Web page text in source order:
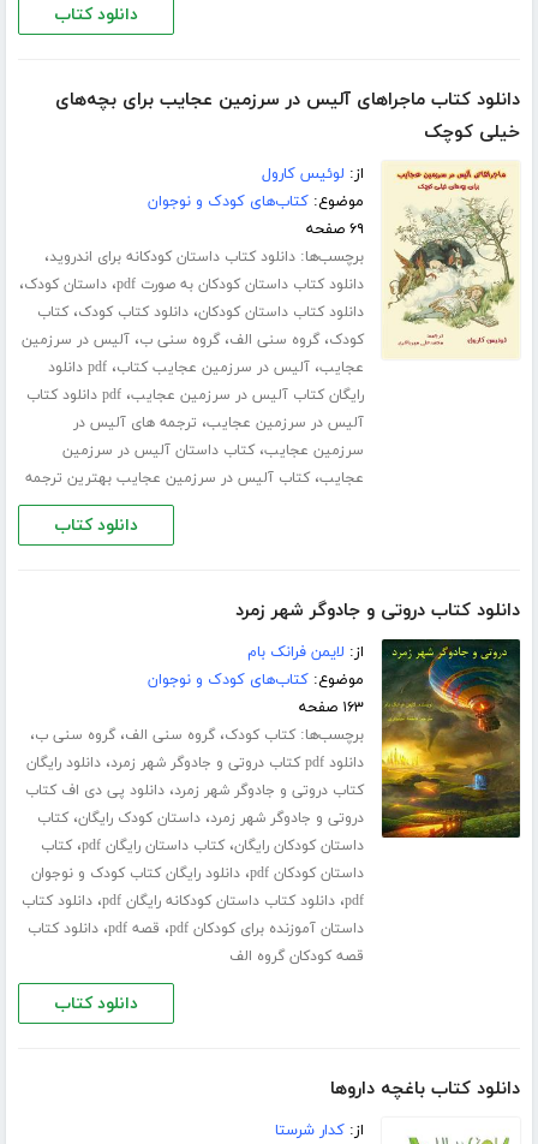
دانلود کتاب
دانلود کتاب ماجراهای آلیس در سرزمین عجایب برای بچه‌های
خیلی کوچک
از: لوئیس کارول
موضوع:کتاب‌های کودک و نوجوان
۶۹ صفحه
برچسب‌ها:دانلود کتاب داستان کودکانه برای اندروید،
دانلود کتاب داستان کودکان به صورت pdf ،داستان کودک،
دانلود کتاب داستان کودکان،دانلود کتاب کودک،کتاب
کودک،گروه سنی الف،گروه سنی ب،آلیس در سرزمین
عجایب،آلیس در سرزمین عجایب کتاب،
pdf دانلود
رایگان کتاب آلیس در سرزمین عجایب،
pdf دانلود کتاب
آلیس در سرزمین عجایب، ترجمه های آلیس در
سرزمین عجایب،کتاب داستان آلیس در سرزمین
عجایب،کتاب آلیس در سرزمین عجایب بهترین ترجمه
دانلود کتاب
دانلود کتاب دروتی و جادوگر شهر زمرد
از: لایمن فرانک بام
موضوع:کتاب‌های کودک و نوجوان
۱۶۳ صفحه
برچسب‌ها:کتاب کودک،گروه سنی الف،گروه سنی ب،
دانلود pdf کتاب دروتی و جادوگر شهر زمرد ،دانلود رایگان
کتاب دروتی و جادوگر شهر زمرد،دانلود پی دی اف کتاب
دروتی و جادوگر شهر زمرد،داستان کودک رایگان،کتاب
داستان کودکان رایگان،کتاب داستان رایگان pdf ،کتاب
داستان کودکان pdf
،دانلود رایگان کتاب کودک و نوجوان
pdf،دانلود کتاب داستان کودکانه رایگان pdf ،دانلود کتاب
داستان آموزنده برای کودکان pdf
، قصه pdf ،دانلود کتاب
قصه کودکان گروه الف
دانلود کتاب
دانلود کتاب باغچه داروها
از:کدار شرستا